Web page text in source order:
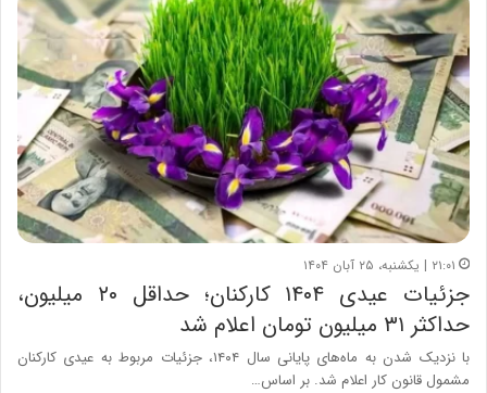
۲۱:۰۱ | یکشنبه، ۲۵ آبان ۱۴۰۴
جزئیات عیدی ۱۴۰۴ کارکنان؛ حداقل ۲۰ میلیون،
حداکثر ۳۱ میلیون تومان اعلام شد
با نزدیک شدن به ماه‌های پایانی سال ۱۴۰۴، جزئیات مربوط به عیدی کارکنان
مشمول قانون کار اعلام شد. بر اساس…